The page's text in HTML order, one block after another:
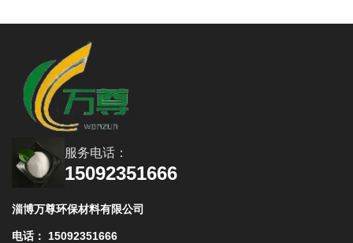
服务电话：
15092351666
淄博万尊环保材料有限公司
电话： 15092351666